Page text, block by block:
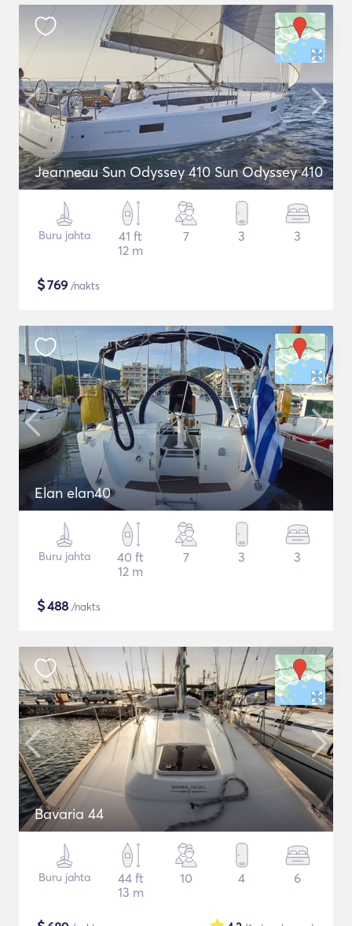
Jeanneau Sun Odyssey 410 Sun Odyssey 410
Buru jahta
41 ft
12 m
7 3 3
$769 /nakts
Elan elan40
Buru jahta
40 ft
12 m
7 3 3
$488 /nakts
Bavaria 44
Buru jahta
44 ft
13 m
10 4 6